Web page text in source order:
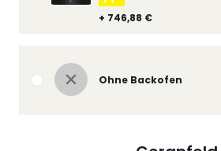
+ 746,88 €
Ohne Backofen